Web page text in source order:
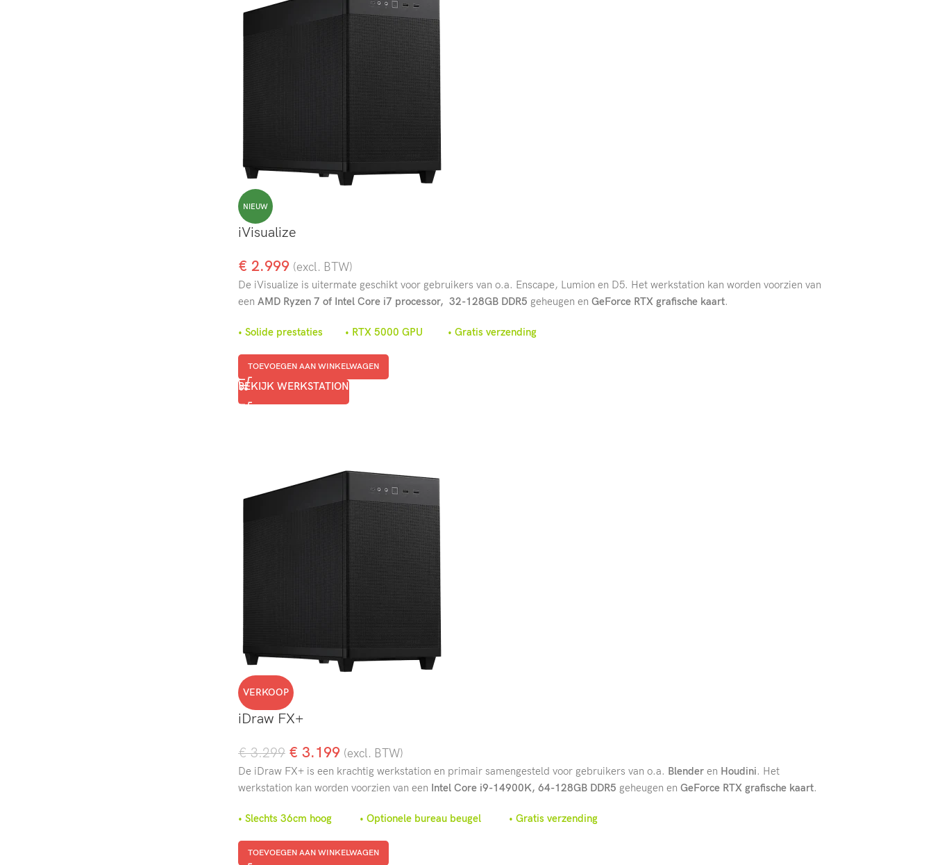
NIEUW
iVisualize
€ 2.999 (excl. BTW)
De iVisualize is uitermate geschikt voor gebruikers van o.a. Enscape, Lumion en D5. Het werkstation kan worden voorzien van
een AMD Ryzen 7 of Intel Core i7 processor, 32-128GB DDR5 geheugen en GeForce RTX grafische kaart.
• Solide prestaties • RTX 5000 GPU • Gratis verzending
TOEVOEGEN AAN WINKELWAGEN
BEKIJK WERKSTATION
VERKOOP
iDraw FX+
€3.299 € 3.199 (excl. BTW)
De iDraw FX+ is een krachtig werkstation en primair samengesteld voor gebruikers van o.a. Blenderen Houdini. Het
werkstation kan worden voorzien van een Intel Core i9-14900K, 64-128GB DDR5 geheugen en GeForce RTX grafische kaart.
• Slechts 36cm hoog • Optionele bureau beugel • Gratis verzending
TOEVOEGEN AAN WINKELWAGEN